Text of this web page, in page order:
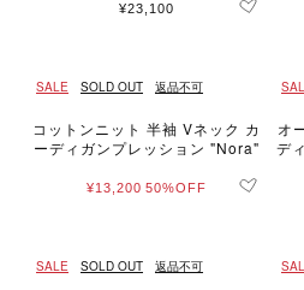
¥23,100
SALE SOLD OUT 返品不可
コットンニット 半袖 Vネック カ
ーディガンプレッション "Nora"
¥13,200 50%OFF
オ
デ
SALE SOLD OUT 返品不可